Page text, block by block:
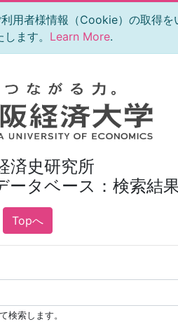
用者様情報（Cookie）の取得を
ます。 Learn More.
済史研究所
ータベース：検索結
Topへ
検索します。